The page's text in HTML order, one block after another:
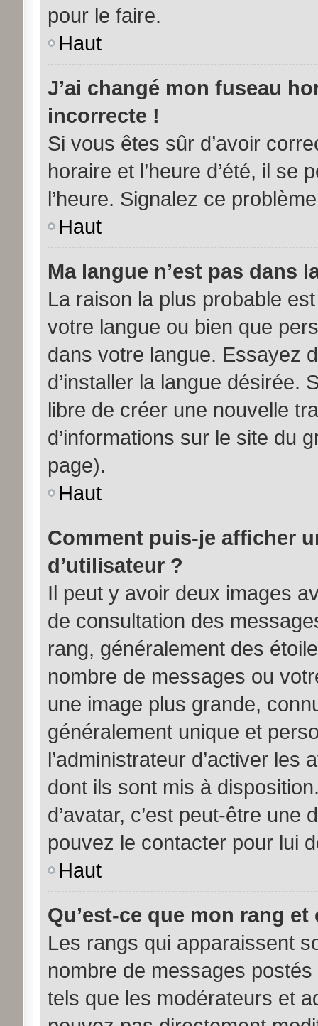
pour le faire.
Haut
J’ai changé mon fuseau
incorrecte !
Si vous êtes sûr d’avoir
horaire et l’heure d’été, il se
l’heure. Signalez ce
Haut
Ma langue n’est pas dans
La raison la plus probable
votre langue ou bien que
dans votre langue. Essayez
d’installer la langue désirée.
libre de créer une nouvelle
d’informations sur le site du
page).
Haut
Comment puis-je afficher
d’utilisateur ?
Il peut y avoir deux images
de consultation des
rang, généralement des
nombre de messages ou
une image plus grande,
généralement unique et
l’administrateur d’activer
dont ils sont mis à
d’avatar, c’est peut-être une
pouvez le contacter pour lui
Haut
Qu’est-ce que mon rang
Les rangs qui apparaissent
nombre de messages
tels que les modérateurs et